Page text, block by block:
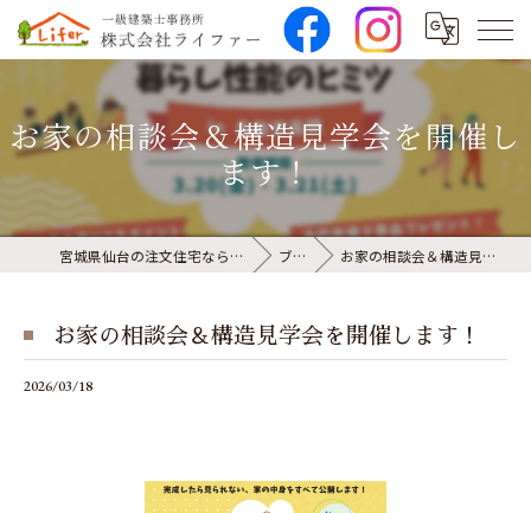
お家の相談会＆構造見学会を開催し
ます！
宮城県仙台の注文住宅なら株式会社ライファー ブログ お家の相談会＆構造見学会を開催します！
お家の相談会＆構造見学会を開催します！
2026/03/18